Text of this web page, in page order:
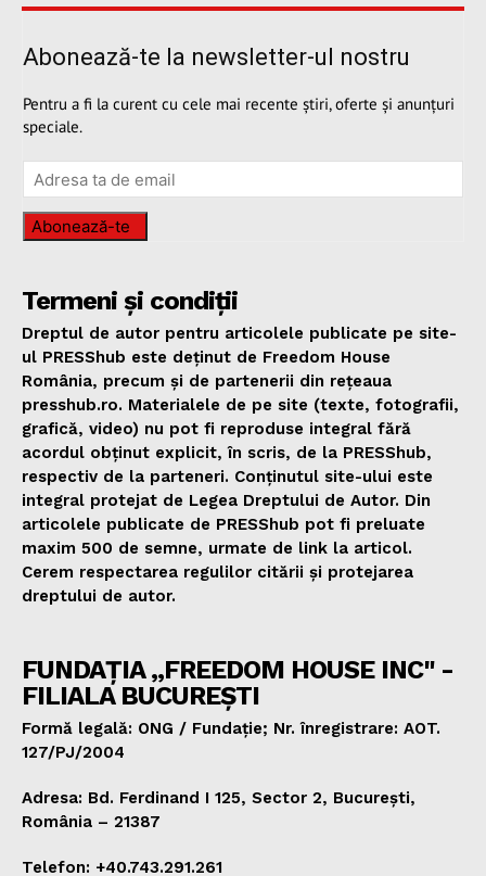
Abonează-te la newsletter-ul nostru
Pentru a fi la curent cu cele mai recente știri, oferte și anunțuri
speciale.
Abonează-te
Termeni și condiții
Dreptul de autor pentru articolele publicate pe site-
ul PRESShub este deținut de Freedom House
România, precum și de partenerii din rețeaua
presshub.ro. Materialele de pe site (texte, fotografii,
grafică, video) nu pot fi reproduse integral fără
acordul obținut explicit, în scris, de la PRESShub,
respectiv de la parteneri. Conținutul site-ului este
integral protejat de Legea Dreptului de Autor. Din
articolele publicate de PRESShub pot fi preluate
maxim 500 de semne, urmate de link la articol.
Cerem respectarea regulilor citării și protejarea
dreptului de autor.
FUNDAȚIA „FREEDOM HOUSE INC" -
FILIALA BUCUREȘTI
Formă legală: ONG / Fundație; Nr. înregistrare: AOT.
127/PJ/2004
Adresa: Bd. Ferdinand I 125, Sector 2, București,
România – 21387
Telefon: +40.743.291.261